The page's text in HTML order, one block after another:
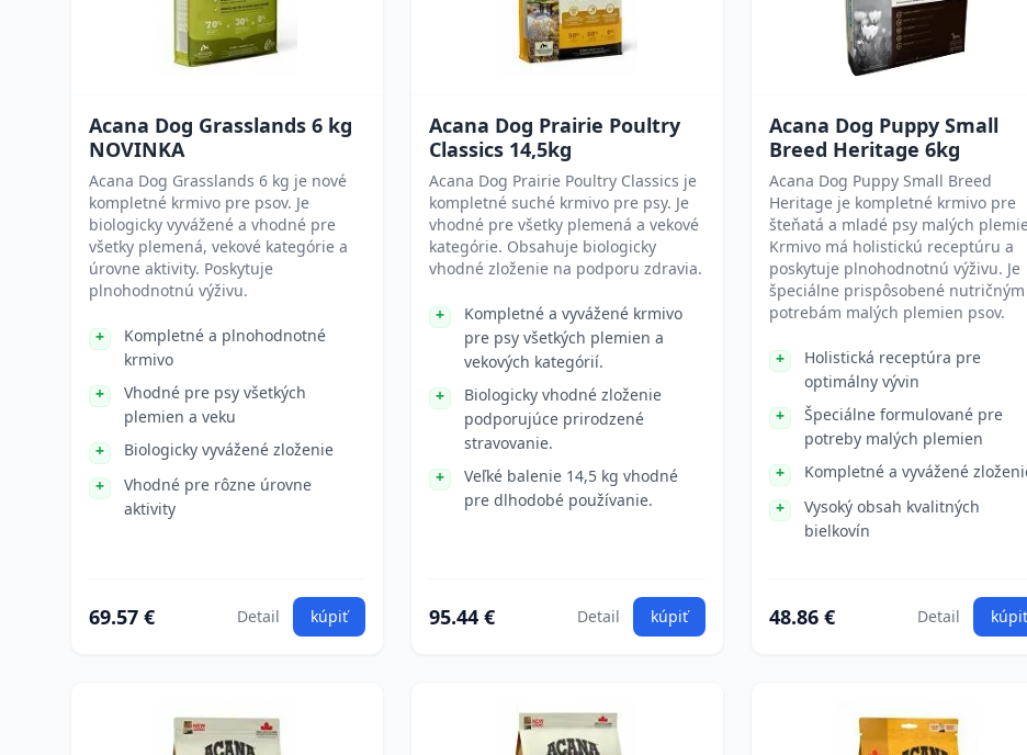
Acana Dog Grasslands 6 kg
NOVINKA
Acana Dog Grasslands 6 kg je nové
kompletné krmivo pre psov. Je
biologicky vyvážené a vhodné pre
všetky plemená, vekové kategórie a
úrovne aktivity. Poskytuje
plnohodnotnú výživu.
Kompletné a plnohodnotné
krmivo
Vhodné pre psy všetkých
plemien a veku
Biologicky vyvážené zloženie
Vhodné pre rôzne úrovne
aktivity
69.57 € Detail kúpiť
Acana Dog Prairie Poultry
Classics 14,5kg
Acana Dog Prairie Poultry Classics je
kompletné suché krmivo pre psy. Je
vhodné pre všetky plemená a vekové
kategórie. Obsahuje biologicky
vhodné zloženie na podporu zdravia.
Kompletné a vyvážené krmivo
pre psy všetkých plemien a
vekových kategórií.
Biologicky vhodné zloženie
podporujúce prirodzené
stravovanie.
Veľké balenie 14,5 kg vhodné
pre dlhodobé používanie.
95.44 € Detail kúpiť
Acana Dog Puppy Small
Breed Heritage 6kg
Acana Dog Puppy Small Breed
Heritage je kompletné krmivo pre
šteňatá a mladé psy malých
Krmivo má holistickú receptúru a
poskytuje plnohodnotnú výživu. Je
špeciálne prispôsobené nutričným
potrebám malých plemien psov.
Holistická receptúra pre
optimálny vývin
Špeciálne formulované pre
potreby malých plemien
Kompletné a vyvážené
Vysoký obsah kvalitných
bielkovín
48.86 € Detail kúpiť